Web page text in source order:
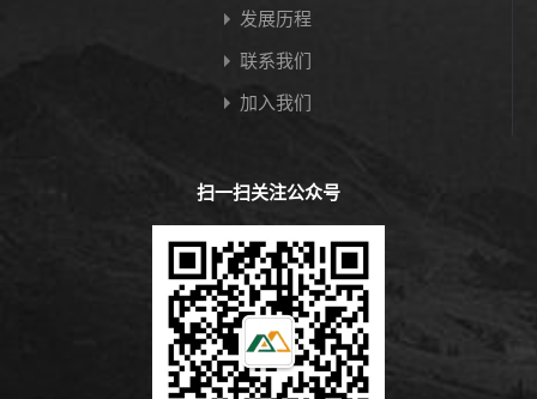
发展历程
联系我们
加入我们
扫一扫关注公众号